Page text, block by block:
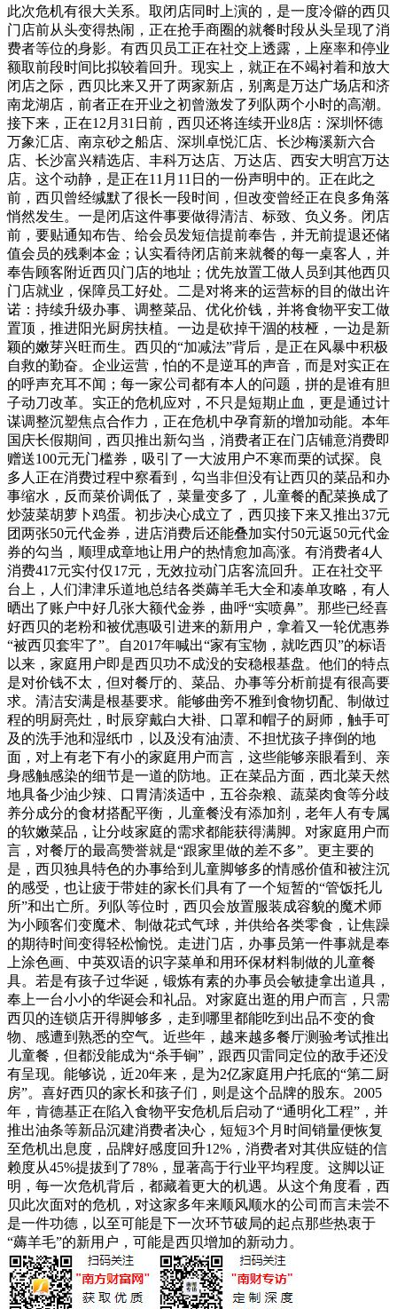
此次危机有很大关系。取闭店同时上演的，是一度冷僻的西贝
门店前从头变得热闹，正在抢手商圈的就餐时段从头呈现了消
费者等位的身影。有西贝员工正在社交上透露，上座率和停业
额取前段时间比拟较着回升。现实上，就正在不竭衬着和放大
闭店之际，西贝比来又开了两家新店，别离是万达广场店和济
南龙湖店，前者正在开业之初曾激发了列队两个小时的高潮。
接下来，正在12月31日前，西贝还将连续开业8店：深圳怀德
万象汇店、南京砂之船店、深圳卓悦汇店、长沙梅溪新六合
店、长沙富兴精选店、丰科万达店、万达店、西安大明宫万达
店。这个动静，是正在11月11日的一份声明中的。正在此之
前，西贝曾经缄默了很长一段时间，但改变曾经正在良多角落
悄然发生。一是闭店这件事要做得清洁、标致、负义务。闭店
前，要贴通知布告、给会员发短信提前奉告，并无前提退还储
值会员的残剩本金；认实看待闭店前来就餐的每一桌客人，并
奉告顾客附近西贝门店的地址；优先放置工做人员到其他西贝
门店就业，保障员工好处。二是对将来的运营标的目的做出许
诺：持续升级办事、调整菜品、优化价钱，并将食物平安工做
置顶，推进阳光厨房扶植。一边是砍掉干涸的枝桠，一边是新
颖的嫩芽兴旺而生。西贝的“加减法”背后，是正在风暴中积极
自救的勤奋。企业运营，怕的不是逆耳的声音，而是对实正在
的呼声充耳不闻；每一家公司都有本人的问题，拼的是谁有胆
子动刀改革。实正的危机应对，不只是短期止血，更是通过计
谋调整沉塑焦点合作力，正在危机中孕育新的增加动能。本年
国庆长假期间，西贝推出新勾当，消费者正在门店铺意消费即
赠送100元无门槛券，吸引了一大波用户不寒而栗的试探。良
多人正在消费过程中察看到，勾当非但没有让西贝的菜品和办
事缩水，反而菜价调低了，菜量变多了，儿童餐的配菜换成了
炒菠菜胡萝卜鸡蛋。初步决心成立了，西贝接下来又推出37元
团两张50元代金券，进店消费后还能叠加实付50元返50元代金
券的勾当，顺理成章地让用户的热情愈加高涨。有消费者4人
消费417元实付仅17元，无效拉动门店客流回升。正在社交平
台上，人们津津乐道地总结各类薅羊毛大全和凑单攻略，有人
晒出了账户中好几张大额代金券，曲呼“实喷鼻”。那些已经喜
好西贝的老粉和被优惠吸引进来的新用户，拿着又一轮优惠券
“被西贝套牢了”。自2017年喊出“家有宝物，就吃西贝”的标语
以来，家庭用户即是西贝功不成没的安稳根基盘。他们的特点
是对价钱不太，但对餐厅的、菜品、办事等分析前提有很高要
求。清洁安满是根基要求。能够曲旁不雅到食物切配、制做过
程的明厨亮灶，时辰穿戴白大褂、口罩和帽子的厨师，触手可
及的洗手池和湿纸巾，以及没有油渍、不担忧孩子摔倒的地
面，对上有老下有小的家庭用户而言，这些能够亲眼看到、亲
身感触感染的细节是一道的防地。正在菜品方面，西北菜天然
地具备少油少辣、口胃清淡适中，五谷杂粮、蔬菜肉食等分歧
养分成分的食材搭配平衡，儿童餐没有添加剂，老年人有专属
的软嫩菜品，让分歧家庭的需求都能获得满脚。对家庭用户而
言，对餐厅的最高赞誉就是“跟家里做的差不多”。更主要的
是，西贝独具特色的办事给到儿童脚够多的情感价值和被注沉
的感受，也让疲于带娃的家长们具有了一个短暂的“管饭托儿
所”和出亡所。列队等位时，西贝会放置服装成容貌的魔术师
为小顾客们变魔术、制做花式气球，并供给各类零食，让焦躁
的期待时间变得轻松愉悦。走进门店，办事员第一件事就是奉
上涂色画、中英双语的识字菜单和用环保材料制做的儿童餐
具。若是有孩子过华诞，锻炼有素的办事员会敏捷拿出道具，
奉上一台小小的华诞会和礼品。对家庭出逛的用户而言，只需
西贝的连锁店开得脚够多，走到哪里都能吃到出品不变的食
物、感遭到熟悉的空气。近些年，越来越多餐厅测验考试推出
儿童餐，但都没能成为“杀手锏”，跟西贝雷同定位的敌手还没
有呈现。能够说，近20年来，是为2亿家庭用户托底的“第二厨
房”。喜好西贝的家长和孩子们，则是这个品牌的股东。2005
年，肯德基正在陷入食物平安危机后启动了“通明化工程”，并
推出油条等新品沉建消费者决心，短短3个月时间销量便恢复
至危机出息度，品牌好感度回升12%，消费者对其供应链的信
赖度从45%提拔到了78%，显著高于行业平均程度。这脚以证
明，每一次危机背后，都藏着更大的机遇。从这个角度看，西
贝此次面对的危机，对这家多年来顺风顺水的公司而言未尝不
是一件功德，以至可能是下一次环节破局的起点那些热衷于
“薅羊毛”的新用户，可能是西贝增加的新动力。